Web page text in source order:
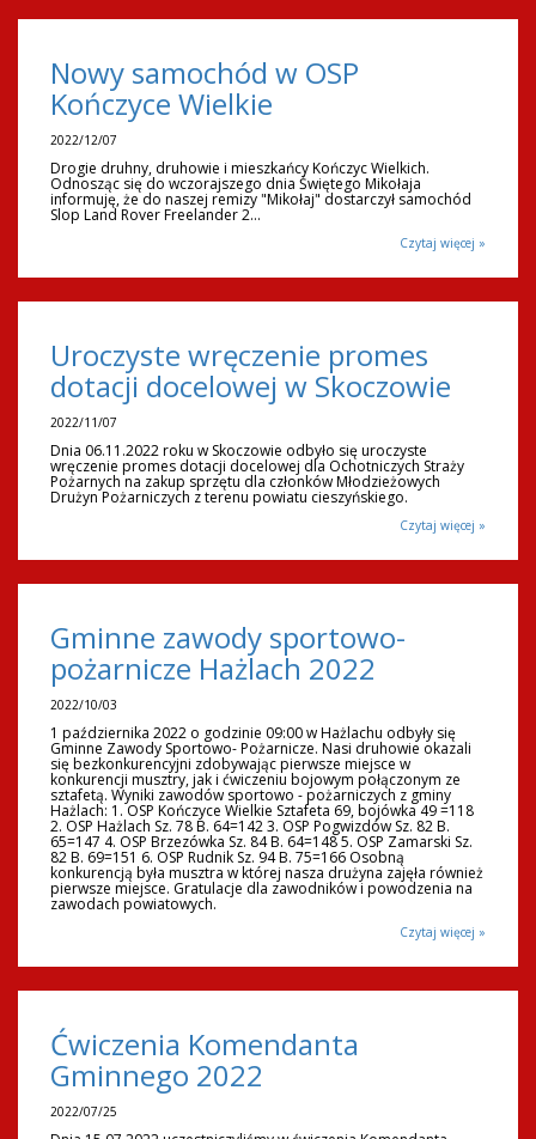
Nowy samochód w OSP
Kończyce Wielkie
2022/12/07
Drogie druhny, druhowie i mieszkańcy Kończyc Wielkich.
Odnosząc się do wczorajszego dnia Świętego Mikołaja
informuję, że do naszej remizy "Mikołaj" dostarczył samochód
Slop Land Rover Freelander 2...
Czytaj więcej »
Uroczyste wręczenie promes
dotacji docelowej w Skoczowie
2022/11/07
Dnia 06.11.2022 roku w Skoczowie odbyło się uroczyste
wręczenie promes dotacji docelowej dla Ochotniczych Straży
Pożarnych na zakup sprzętu dla członków Młodzieżowych
Drużyn Pożarniczych z terenu powiatu cieszyńskiego.
Czytaj więcej »
Gminne zawody sportowo-
pożarnicze Hażlach 2022
2022/10/03
1 października 2022 o godzinie 09:00 w Hażlachu odbyły się
Gminne Zawody Sportowo- Pożarnicze. Nasi druhowie okazali
się bezkonkurencyjni zdobywając pierwsze miejsce w
konkurencji musztry, jak i ćwiczeniu bojowym połączonym ze
sztafetą. Wyniki zawodów sportowo - pożarniczych z gminy
Hażlach: 1. OSP Kończyce Wielkie Sztafeta 69, bojówka 49 =118
2. OSP Hażlach Sz. 78 B. 64=142 3. OSP Pogwizdów Sz. 82 B.
65=147 4. OSP Brzezówka Sz. 84 B. 64=148 5. OSP Zamarski Sz.
82 B. 69=151 6. OSP Rudnik Sz. 94 B. 75=166 Osobną
konkurencją była musztra w której nasza drużyna zajęła również
pierwsze miejsce. Gratulacje dla zawodników i powodzenia na
zawodach powiatowych.
Czytaj więcej »
Ćwiczenia Komendanta
Gminnego 2022
2022/07/25